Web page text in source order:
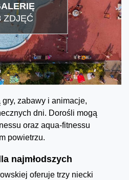
ZDJĘĆ
gry, zabawy i animacje,
dni. Dorośli mogą
oraz aqua-fitnessu
powietrzu.
najmłodszych
oferuje trzy niecki